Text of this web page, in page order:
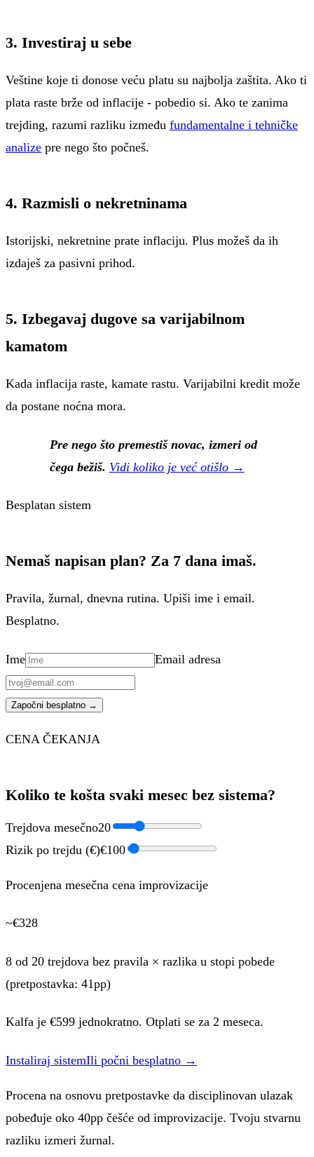
3. Investiraj u sebe
Veštine koje ti donose veću platu su najbolja zaštita. Ako ti
plata raste brže od inflacije - pobedio si. Ako te zanima
trejding, razumi razliku između fundamentalne i tehničke
analize pre nego što počneš.
4. Razmisli o nekretninama
Istorijski, nekretnine prate inflaciju. Plus možeš da ih
izdaješ za pasivni prihod.
5. Izbegavaj dugove sa varijabilnom
kamatom
Kada inflacija raste, kamate rastu. Varijabilni kredit može
da postane noćna mora.
Pre nego što premestiš novac, izmeri od
čega bežiš. Vidi koliko je već otišlo →
Besplatan sistem
Nemaš napisan plan? Za 7 dana imaš.
Pravila, žurnal, dnevna rutina. Upiši ime i email.
Besplatno.
Ime Email adresa
Započni besplatno →
CENA ČEKANJA
Koliko te košta svaki mesec bez sistema?
Trejdova mesečno20
Rizik po trejdu (€)€100
Procenjena mesečna cena improvizacije
~€328
8 od 20 trejdova bez pravila × razlika u stopi pobede
(pretpostavka: 41pp)
Kalfa je €599 jednokratno. Otplati se za 2 meseca.
Instaliraj sistemIli počni besplatno →
Procena na osnovu pretpostavke da disciplinovan ulazak
pobeđuje oko 40pp češće od improvizacije. Tvoju stvarnu
razliku izmeri žurnal.